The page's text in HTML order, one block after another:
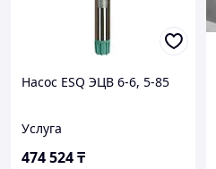
Насос ESQ ЭЦВ 6-6, 5-85
Услуга
474 524₸